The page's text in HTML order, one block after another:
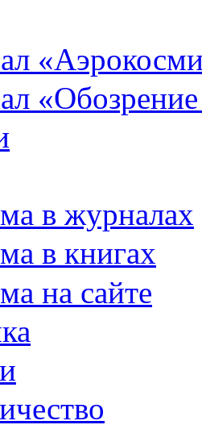
в журналах
в книгах
на сайте